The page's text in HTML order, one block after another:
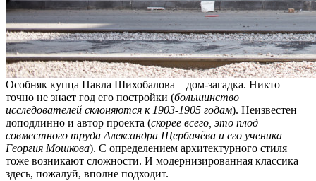
Особняк купца Павла Шихобалова – дом-загадка. Никто
точно не знает год его постройки (большинство
исследователей склоняются к 1903-1905 годам). Неизвестен
доподлинно и автор проекта (скорее всего, это плод
совместного труда Александра Щербачёва и его ученика
Георгия Мошкова). С определением архитектурного стиля
тоже возникают сложности. И модернизированная классика
здесь, пожалуй, вполне подходит.